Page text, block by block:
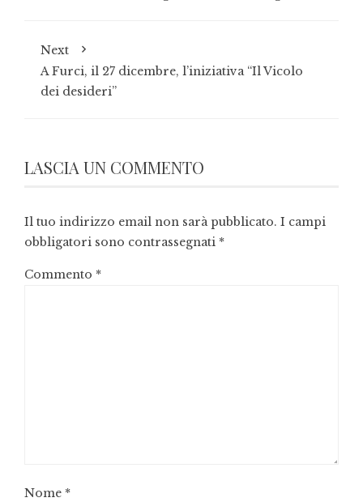
Next
A Furci, il 27 dicembre, l’iniziativa “Il Vicolo
dei desideri”
LASCIA UN COMMENTO
Il tuo indirizzo email non sarà pubblicato. I campi
obbligatori sono contrassegnati *
Commento *
Nome *